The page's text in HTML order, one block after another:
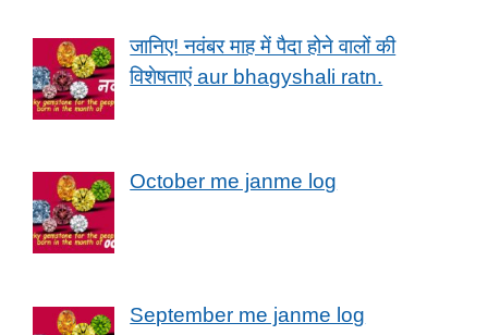
जानिए! नवंबर माह में पैदा होने वालों की
विशेषताएं aur bhagyshali ratn.
October me janme log
September me janme log